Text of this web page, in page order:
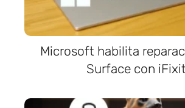
Microsoft habilita
Surface con iFixit